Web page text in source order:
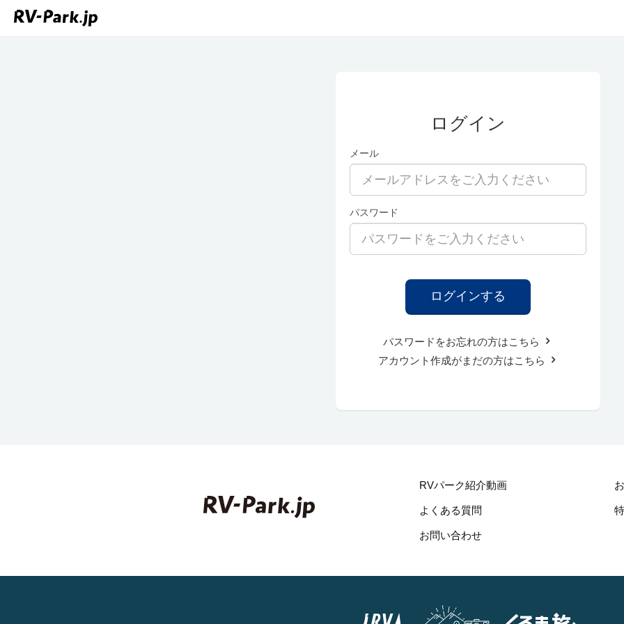
ログイン
メール
パスワード
パスワードをお忘れの方はこちら
アカウント作成がまだの方はこちら
RVパーク紹介動画
よくある質問
お問い合わせ